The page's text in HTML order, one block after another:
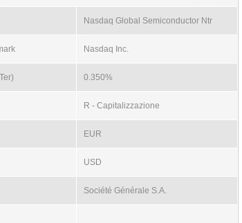
Nasdaq Global Semiconductor Ntr
Nasdaq Inc.
0.350%
R - Capitalizzazione
EUR
USD
Société Générale S.A.